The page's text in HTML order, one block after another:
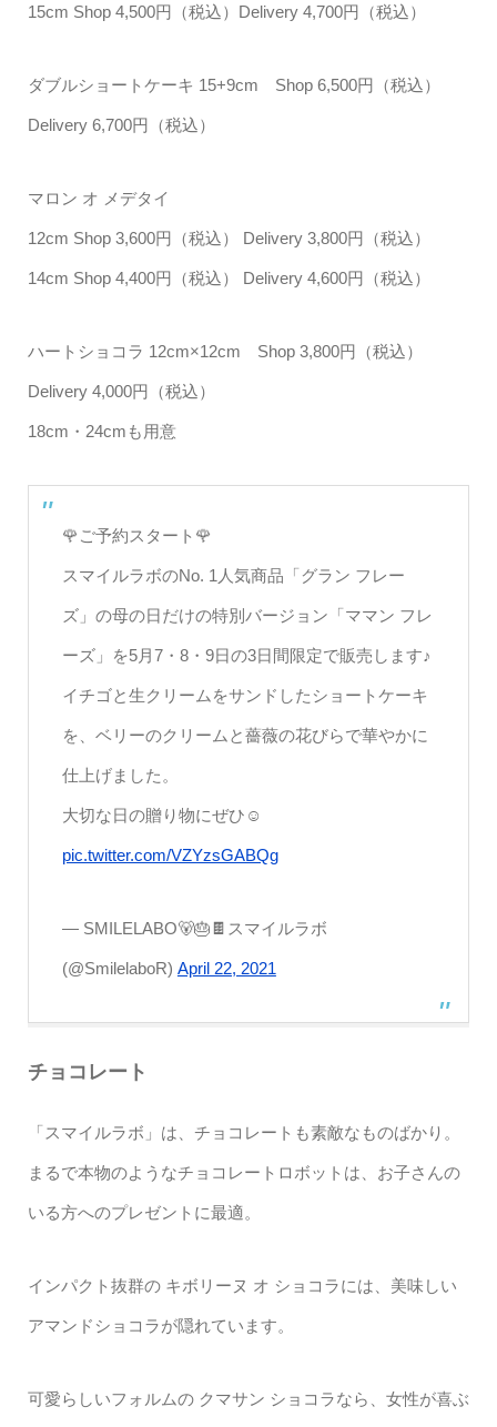
15cm Shop 4,500円（税込）Delivery 4,700円（税込）
ダブルショートケーキ 15+9cm Shop 6,500円（税込）
Delivery 6,700円（税込）
マロン オ メデタイ
12cm Shop 3,600円（税込） Delivery 3,800円（税込）
14cm Shop 4,400円（税込） Delivery 4,600円（税込）
ハートショコラ 12cm×12cm Shop 3,800円（税込）
Delivery 4,000円（税込）
18cm・24cmも用意
🌹ご予約スタート🌹
スマイルラボのNo. 1人気商品「グラン フレー
ズ」の母の日だけの特別バージョン「ママン フレ
ーズ」を5月7・8・9日の3日間限定で販売します♪
イチゴと生クリームをサンドしたショートケーキ
を、ベリーのクリームと薔薇の花びらで華やかに
仕上げました。
大切な日の贈り物にぜひ☺️
pic.twitter.com/VZYzsGABQg
— SMILELABO🐻🎂🍫スマイルラボ
(@SmilelaboR) April 22, 2021
チョコレート
「スマイルラボ」は、チョコレートも素敵なものばかり。
まるで本物のようなチョコレートロボットは、お子さんの
いる方へのプレゼントに最適。
インパクト抜群の キボリーヌ オ ショコラには、美味しい
アマンドショコラが隠れています。
可愛らしいフォルムの クマサン ショコラなら、女性が喜ぶ